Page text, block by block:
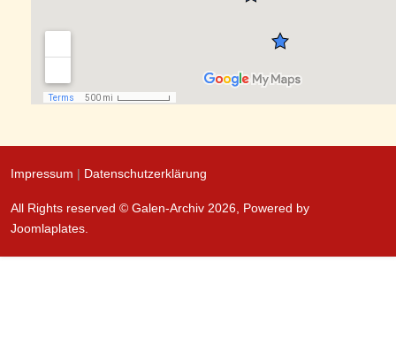
Impressum | Datenschutzerklärung
All Rights reserved © Galen-Archiv 2026, Powered by
Joomlaplates